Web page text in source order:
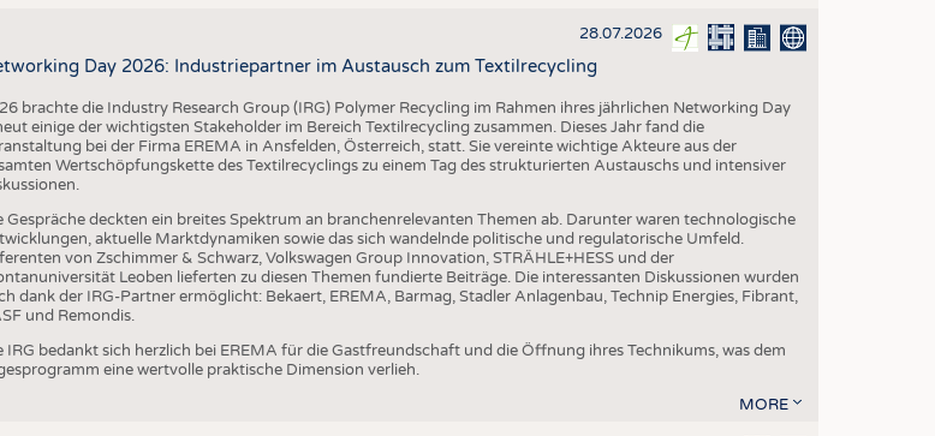
28.07.2026
Day 2026: Industriepartner im Austausch zum Textilrecycling
brachte die Industry Research Group (IRG) Polymer Recycling im Rahmen ihres jährlichen Networking Day
einige der wichtigsten Stakeholder im Bereich Textilrecycling zusammen. Dieses Jahr fand die
bei der Firma EREMA in Ansfelden, Österreich, statt. Sie vereinte wichtige Akteure aus der
Wertschöpfungskette des Textilrecyclings zu einem Tag des strukturierten Austauschs und intensiver
Gespräche deckten ein breites Spektrum an branchenrelevanten Themen ab. Darunter waren technologische
aktuelle Marktdynamiken sowie das sich wandelnde politische und regulatorische Umfeld.
von Zschimmer & Schwarz, Volkswagen Group Innovation, STRÄHLE+HESS und der
Leoben lieferten zu diesen Themen fundierte Beiträge. Die interessanten Diskussionen wurden
dank der IRG-Partner ermöglicht: Bekaert, EREMA, Barmag, Stadler Anlagenbau, Technip Energies, Fibrant,
und Remondis.
IRG bedankt sich herzlich bei EREMA für die Gastfreundschaft und die Öffnung ihres Technikums, was dem
eine wertvolle praktische Dimension verlieh.
MORE